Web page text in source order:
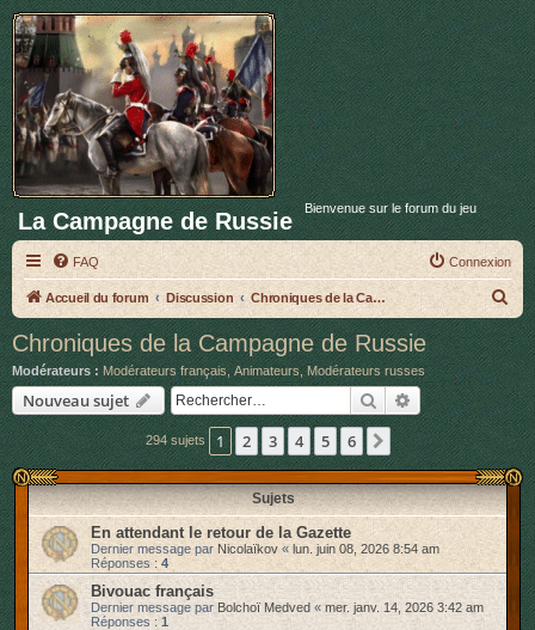
La Campagne de Russie Bienvenue sur le forum du jeu
FAQ Connexion
Accueil du forum Discussion Chroniques de la Campagne de Russie
e
c
c
Chroniques de la Campagne de Russie
Modérateurs : Modérateurs français, Animateurs ,Modérateurs russes
Nouveau sujet RechercherRecherche
294 sujets 1 2 3 4 5 6 Suivant
Sujets
En attendant le retour de la Gazette
Dernier message par Nicolaïkov « lun. juin 08, 2026 8:54 am
Réponses : 4
Bivouac français
Dernier message parBolchoï Medved « mer. janv. 14, 2026 3:42 am
Réponses : 1